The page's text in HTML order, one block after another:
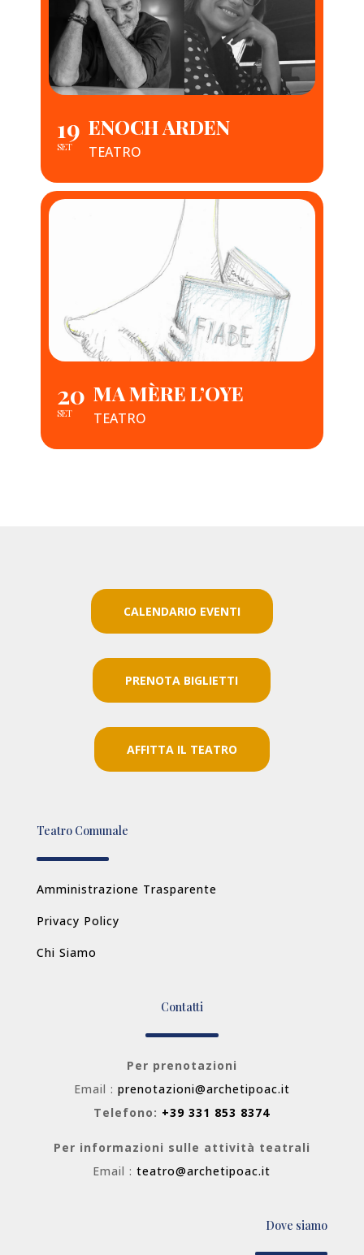
19
SET
ENOCH ARDEN
TEATRO
20
SET
MA MÈRE L’OYE
TEATRO
CALENDARIO EVENTI
PRENOTA BIGLIETTI
AFFITTA IL TEATRO
Teatro Comunale
Amministrazione Trasparente
Privacy Policy
Chi Siamo
Contatti
Per prenotazioni
Email : prenotazioni@archetipoac.it
Telefono: +39 331 853 8374
Per informazioni sulle attività teatrali
Email :teatro@archetipoac.it
Dove siamo